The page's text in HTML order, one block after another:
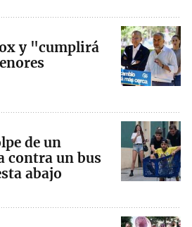
y "cumplirá
de un
contra un bus
abajo